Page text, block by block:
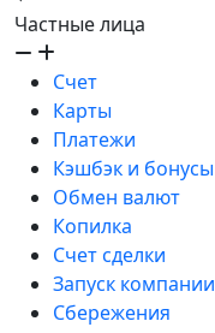
Частные лица
Счет
Карты
Платежи
Кэшбэк и бонусы
Обмен валют
Копилка
Счет сделки
Запуск компании
Сбережения